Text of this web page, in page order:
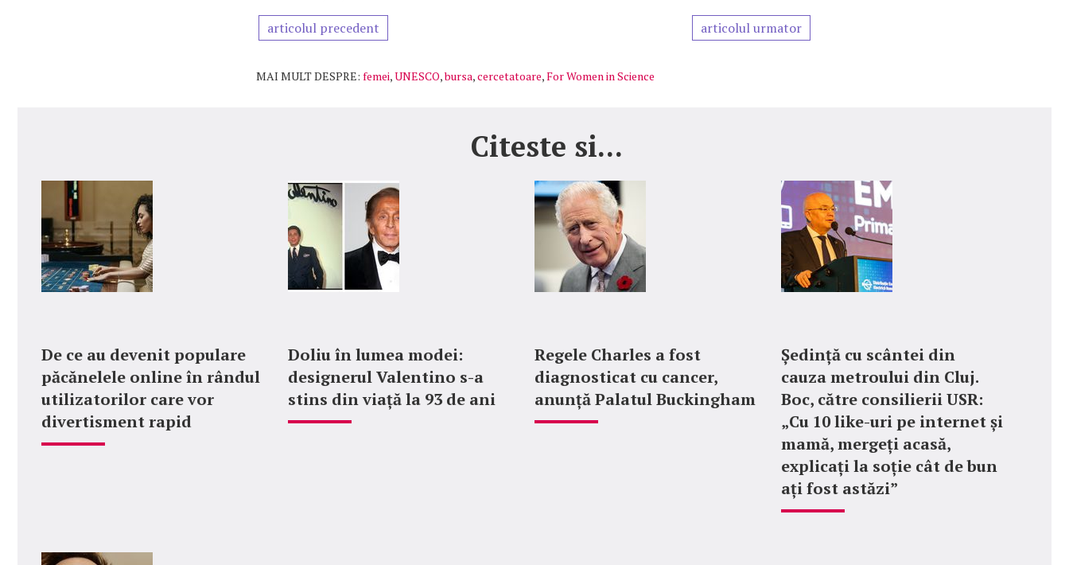
articolul precedent articolul urmator
MAI MULT DESPRE: femei,UNESCO,bursa,cercetatoare,For Women in Science
Citeste si...
De ce au devenit populare
păcănelele online în rândul
utilizatorilor care vor
divertisment rapid
Doliu în lumea modei:
designerul Valentino s-a
stins din viață la 93 de ani
Regele Charles a fost
diagnosticat cu cancer,
anunță Palatul Buckingham
Ședință cu scântei din
cauza metroului din Cluj.
Boc, către consilierii USR:
„Cu 10 like-uri pe internet și
mamă, mergeți acasă,
explicați la soție cât de bun
ați fost astăzi”